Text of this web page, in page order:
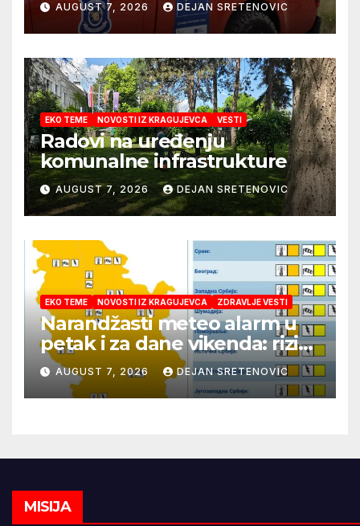
AUGUST 7, 2026 DEJAN SRETENOVIC
EKO TEME NOVOSTI IZ KRAGUJEVCA VESTI
Radovi na uređenju
komunalne infrastrukture
AUGUST 7, 2026 DEJAN SRETENOVIC
EKO TEME NOVOSTI IZ KRAGUJEVCA ZDRAVLJE VESTI
Narandžasti meteo alarm u
petak i za dane vikenda: rizik
od nastanka i širenja požara
na otvorenom i dalje veoma
visok
AUGUST 7, 2026 DEJAN SRETENOVIC
MISIJA